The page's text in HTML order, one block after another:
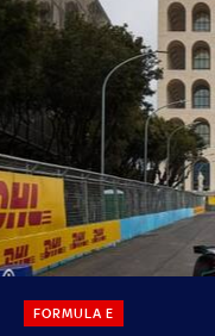
FORMULA E